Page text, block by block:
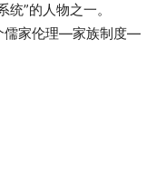
”的人物之一。
儒家伦理—家族制度—